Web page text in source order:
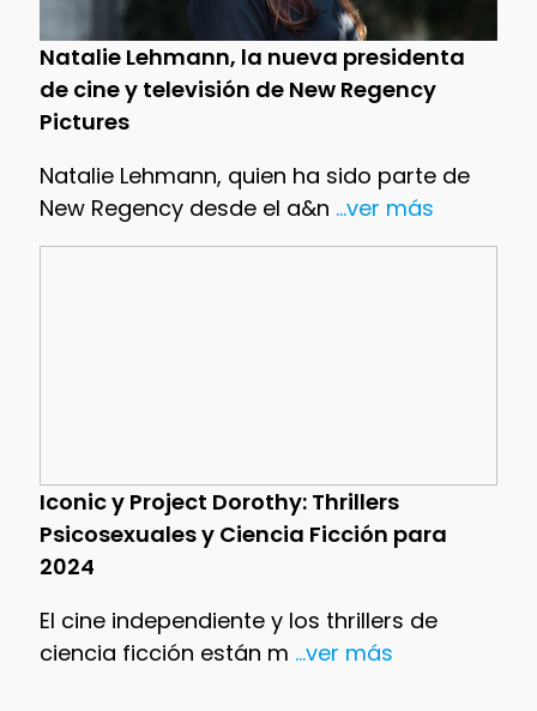
Natalie Lehmann, la nueva presidenta
de cine y televisión de New Regency
Pictures
Natalie Lehmann, quien ha sido parte de
New Regency desde el a&n ...ver más
Iconic y Project Dorothy: Thrillers
Psicosexuales y Ciencia Ficción para
2024
El cine independiente y los thrillers de
ciencia ficción están m ...ver más